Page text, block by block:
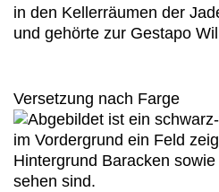
in den Kellerräumen der
und gehörte zur Gestapo
Versetzung nach Farge